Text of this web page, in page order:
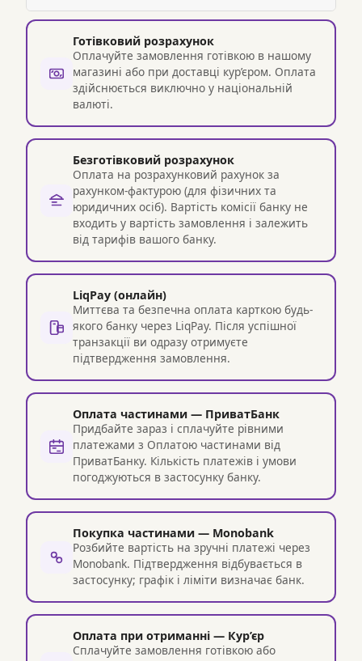
Готівковий розрахунок
Оплачуйте замовлення готівкою в нашому
магазині або при доставці кур’єром. Оплата
здійснюється виключно у національній
валюті.
Безготівковий розрахунок
Оплата на розрахунковий рахунок за
рахунком-фактурою (для фізичних та
юридичних осіб). Вартість комісії банку не
входить у вартість замовлення і залежить
від тарифів вашого банку.
LiqPay (онлайн)
Миттєва та безпечна оплата карткою будь-
якого банку через LiqPay. Після успішної
транзакції ви одразу отримуєте
підтвердження замовлення.
Оплата частинами — ПриватБанк
Придбайте зараз і сплачуйте рівними
платежами з Оплатою частинами від
ПриватБанку. Кількість платежів і умови
погоджуються в застосунку банку.
Покупка частинами — Monobank
Розбийте вартість на зручні платежі через
Monobank. Підтвердження відбувається в
застосунку; графік і ліміти визначає банк.
Оплата при отриманні — Кур’єр
Сплачуйте замовлення готівкою або